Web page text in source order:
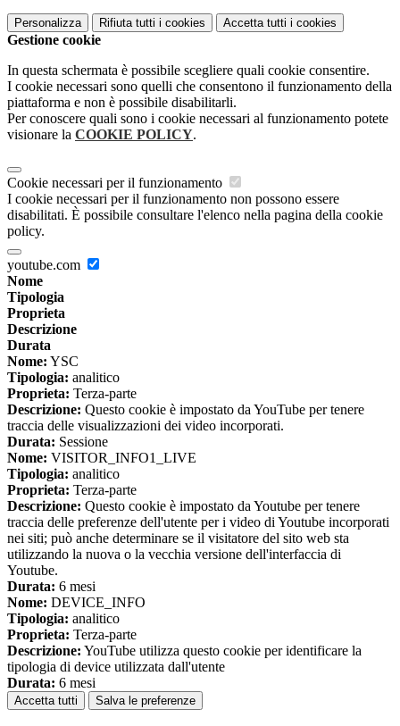
Personalizza Rifiuta tutti i cookies Accetta tutti i cookies
Gestione cookie
In questa schermata è possibile scegliere quali cookie consentire.
I cookie necessari sono quelli che consentono il funzionamento della
piattaforma e non è possibile disabilitarli.
Per conoscere quali sono i cookie necessari al funzionamento potete
visionare la COOKIE POLICY.
Cookie necessari per il funzionamento
I cookie necessari per il funzionamento non possono essere
disabilitati. È possibile consultare l'elenco nella pagina della cookie
policy.
youtube.com
Nome
Tipologia
Proprieta
Descrizione
Durata
Nome: YSC
Tipologia: analitico
Proprieta: Terza-parte
Descrizione: Questo cookie è impostato da YouTube per tenere
traccia delle visualizzazioni dei video incorporati.
Durata: Sessione
Nome: VISITOR_INFO1_LIVE
Tipologia: analitico
Proprieta: Terza-parte
Descrizione: Questo cookie è impostato da Youtube per tenere
traccia delle preferenze dell'utente per i video di Youtube incorporati
nei siti; può anche determinare se il visitatore del sito web sta
utilizzando la nuova o la vecchia versione dell'interfaccia di
Youtube.
Durata: 6 mesi
Nome: DEVICE_INFO
Tipologia: analitico
Proprieta: Terza-parte
Descrizione: YouTube utilizza questo cookie per identificare la
tipologia di device utilizzata dall'utente
Durata: 6 mesi
Accetta tutti Salva le preferenze